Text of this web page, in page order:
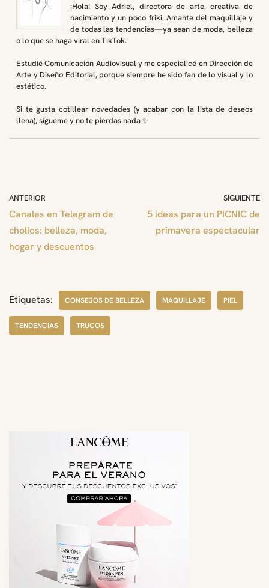
¡Hola! Soy Adriel, directora de arte, creativa de
nacimiento y un poco friki. Amante del maquillaje y
de todas las tendencias—ya sean de moda, belleza
o lo que se haga viral en TikTok.
Estudié Comunicación Audiovisual y me especialicé en Dirección de
Arte y Diseño Editorial, porque siempre he sido fan de lo visual y lo
estético.
Si te gusta cotillear novedades (y acabar con la lista de deseos
llena), sígueme y no te pierdas nada ✨
ANTERIOR
Canales en Telegram de
chollos: belleza, moda,
hogar y descuentos
SIGUIENTE
5 ideas para un PICNIC de
primavera espectacular
Etiquetas: CONSEJOS DE BELLEZA MAQUILLAJE PIEL
TENDENCIAS TRUCOS